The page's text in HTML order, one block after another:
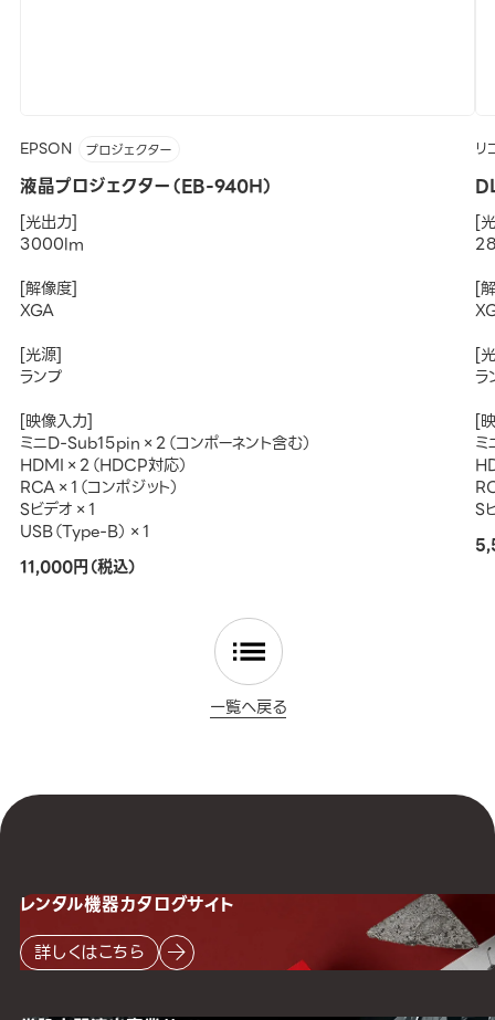
EPSON プロジェクター
液晶プロジェクター（EB-940H）
[光出力]
3000lm
[解像度]
XGA
[光源]
ランプ
[映像入力]
ミニD-Sub15pin×2（コンポーネント含む）
HDMI×2（HDCP対応）
RCA×1（コンポジット）
Sビデオ×1
USB（Type-B）×1
11,000円（税込）
リ
[
[
[
ラ
[
S
一覧へ戻る
レンタル機器カタログサイト
詳しくはこちら